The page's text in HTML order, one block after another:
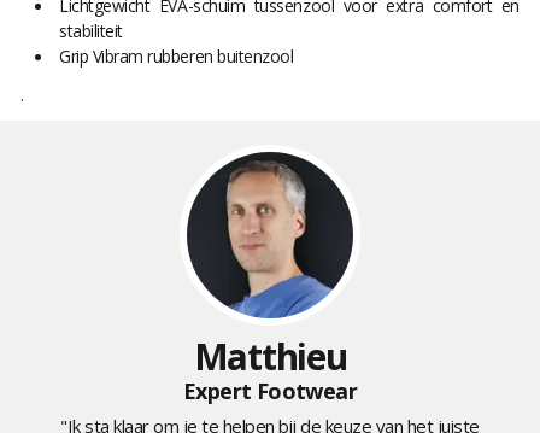
Lichtgewicht EVA-schuim tussenzool voor extra comfort en
stabiliteit
Grip Vibram rubberen buitenzool
.
Matthieu
Expert Footwear
"Ik sta klaar om je te helpen bij de keuze van het juiste